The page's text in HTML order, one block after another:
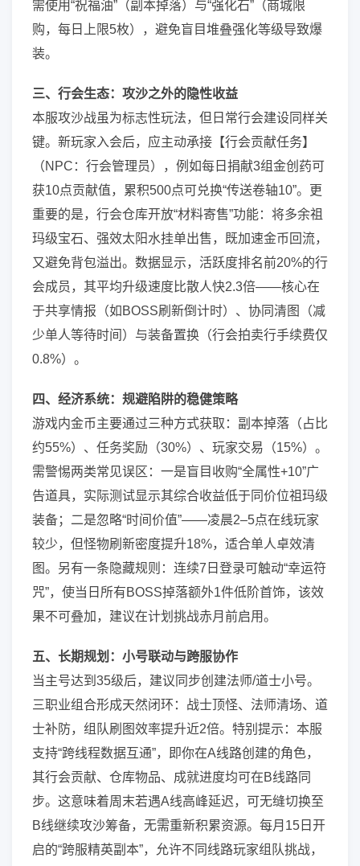
需使用“祝福油”（副本掉落）与“强化石”（商城限
购，每日上限5枚），避免盲目堆叠强化等级导致爆
装。
三、行会生态：攻沙之外的隐性收益
本服攻沙战虽为标志性玩法，但日常行会建设同样关
键。新玩家入会后，应主动承接【行会贡献任务】
（NPC：行会管理员），例如每日捐献3组金创药可
获10点贡献值，累积500点可兑换“传送卷轴10”。更
重要的是，行会仓库开放“材料寄售”功能：将多余祖
玛级宝石、强效太阳水挂单出售，既加速金币回流，
又避免背包溢出。数据显示，活跃度排名前20%的行
会成员，其平均升级速度比散人快2.3倍——核心在
于共享情报（如BOSS刷新倒计时）、协同清图（减
少单人等待时间）与装备置换（行会拍卖行手续费仅
0.8%）。
四、经济系统：规避陷阱的稳健策略
游戏内金币主要通过三种方式获取：副本掉落（占比
约55%）、任务奖励（30%）、玩家交易（15%）。
需警惕两类常见误区：一是盲目收购“全属性+10”广
告道具，实际测试显示其综合收益低于同价位祖玛级
装备；二是忽略“时间价值”——凌晨2–5点在线玩家
较少，但怪物刷新密度提升18%，适合单人卓效清
图。另有一条隐藏规则：连续7日登录可触动“幸运符
咒”，使当日所有BOSS掉落额外1件低阶首饰，该效
果不可叠加，建议在计划挑战赤月前启用。
五、长期规划：小号联动与跨服协作
当主号达到35级后，建议同步创建法师/道士小号。
三职业组合形成天然闭环：战士顶怪、法师清场、道
士补防，组队刷图效率提升近2倍。特别提示：本服
支持“跨线程数据互通”，即你在A线路创建的角色，
其行会贡献、仓库物品、成就进度均可在B线路同
步。这意味着周末若遇A线高峰延迟，可无缝切换至
B线继续攻沙筹备，无需重新积累资源。每月15日开
启的“跨服精英副本”，允许不同线路玩家组队挑战，